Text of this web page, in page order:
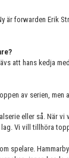
är forwarden Erik
att hans kedja
av serien,
eller så. När vi
Vi vill tillhöra
spelare.